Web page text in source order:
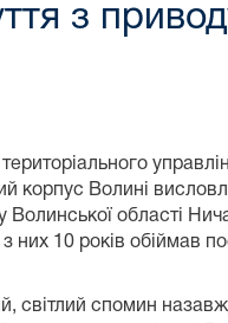
з
корпус Волині
Волинської області
них 10 років обіймав
світлий спомин